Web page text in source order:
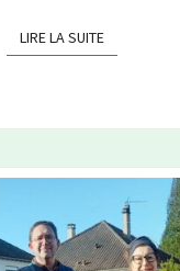
LIRE LA SUITELIRE LA SUITE